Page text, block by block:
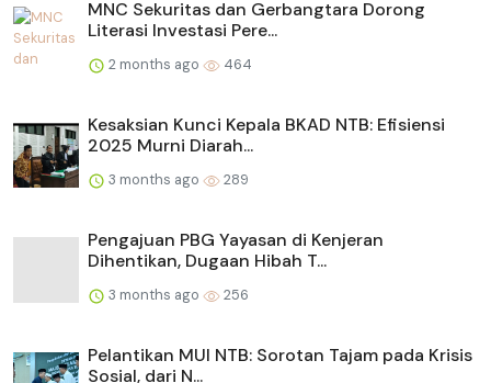
MNC Sekuritas dan Gerbangtara Dorong
Literasi Investasi Pere...
2 months ago 464
Kesaksian Kunci Kepala BKAD NTB: Efisiensi
2025 Murni Diarah...
3 months ago 289
Pengajuan PBG Yayasan di Kenjeran
Dihentikan, Dugaan Hibah T...
3 months ago 256
Pelantikan MUI NTB: Sorotan Tajam pada Krisis
Sosial, dari N...